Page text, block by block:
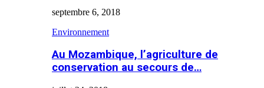
septembre 6, 2018
Environnement
Au Mozambique, l’agriculture de
conservation au secours de…